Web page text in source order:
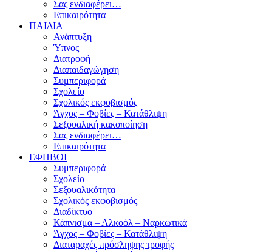
Σας ενδιαφέρει…
Επικαιρότητα
ΠΑΙΔΙΑ
Ανάπτυξη
Ύπνος
Διατροφή
Διαπαιδαγώγηση
Συμπεριφορά
Σχολείο
Σχολικός εκφοβισμός
Άγχος – Φοβίες – Κατάθλιψη
Σεξουαλική κακοποίηση
Σας ενδιαφέρει…
Επικαιρότητα
ΕΦΗΒΟΙ
Συμπεριφορά
Σχολείο
Σεξουαλικότητα
Σχολικός εκφοβισμός
Διαδίκτυο
Κάπνισμα – Αλκοόλ – Ναρκωτικά
Άγχος – Φοβίες – Κατάθλιψη
Διαταραχές πρόσληψης τροφής